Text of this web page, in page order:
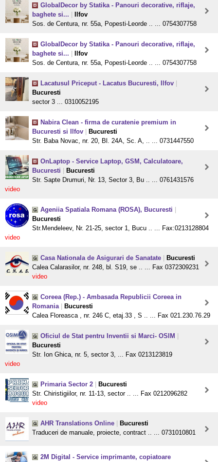
GlobalDecor by Statika - Panouri decorative, riflaje,
baghete si...
Ilfov
Sos. de Centura, nr. 55a, Popesti-Leorde .. ... 0754307758
GlobalDecor by Statika - Panouri decorative, riflaje,
baghete si...
Ilfov
Sos. de Centura, nr. 55a, Popesti-Leorde .. ... 0754307758
Lacatusul Priceput - Lacatus Bucuresti, Ilfov
Bucuresti
sector 3 ... 0310052195
Nabira Clean - firma de curatenie premium in
Bucuresti si Ilfov
Bucuresti
Str. Baba Novac, nr. 20, Bl. 24A, Sc. A, .. ... 0731447550
OnLaptop - Service Laptop, GSM, Calculatoare,
Bucuresti
Bucuresti
Str. Sapte Drumuri, Nr. 13, Sector 3, Bu .. ... 0761431576
video
Ageniia Spatiala Romana (ROSA), Bucuresti
Bucuresti
Str.Mendeleev, Nr. 21-25, sector 1, Bucu .. ... Fax:0213128804
video
Casa Nationala de Asigurari de Sanatate
Bucuresti
Calea Calarasilor, nr. 248, bl. S19, se .. ... Fax 0372309231
video
Coreea (Rep.) - Ambasada Republicii Coreea in
Romania
Bucuresti
Calea Floreasca , nr. 246 C, etaj.33 , S .. ... Fax 021.230.76.29
Oficiul de Stat pentru Inventii si Marci- OSIM
Bucuresti
Str. Ion Ghica, nr. 5, sector 3, ... Fax 0213123819
video
Primaria Sector 2
Bucuresti
Str. Chiristigiilor, nr. 11-13, sector .. ... Fax 0212096282
video
AHR Translations Online
Bucuresti
Traduceri de manuale, proiecte, contract .. ... 0731010801
2M Digital - Service imprimante, copiatoare